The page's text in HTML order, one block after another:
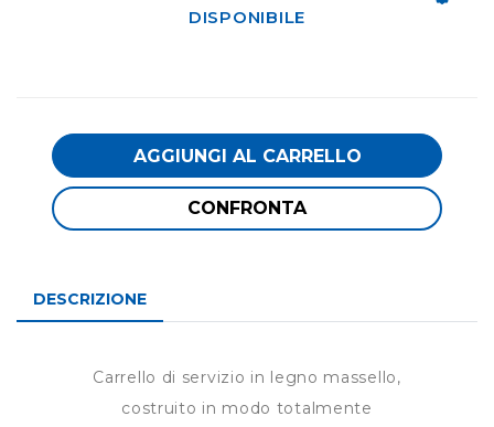
DISPONIBILE
AGGIUNGI AL CARRELLO
CONFRONTA
DESCRIZIONE
Carrello di servizio in legno massello,
costruito in modo totalmente